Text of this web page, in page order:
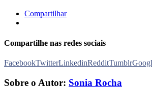
Compartilhar
Compartilhe nas redes sociais
FacebookTwitterLinkedinRedditTumblr
Sobre o Autor: Sonia Rocha